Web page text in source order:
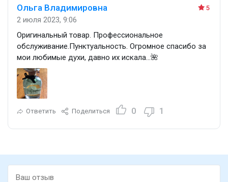
5
Ольга Владимировна
2 июля 2023, 9:06
Оригинальный товар. Профессиональное
обслуживание.Пунктуальность. Огромное спасибо за
мои любимые духи, давно их искала…🌺
Ответить Поделиться 0 1